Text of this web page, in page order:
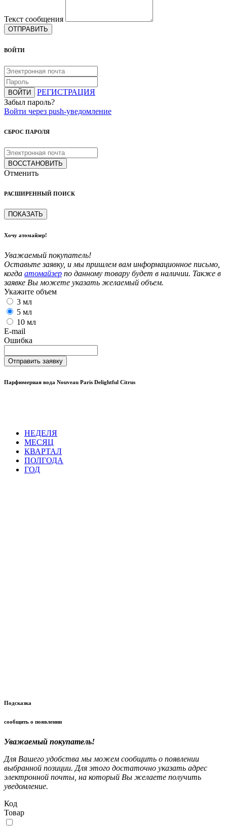
Текст сообщения
ОТПРАВИТЬ
ВОЙТИ
ВОЙТИ
РЕГИСТРАЦИЯ
Забыл пароль?
Войти через push-уведомление
СБРОС ПАРОЛЯ
ВОССТАНОВИТЬ
Отменить
РАСШИРЕННЫЙ ПОИСК
ПОКАЗАТЬ
Хочу атомайзер!
Уважаемый покупатель!
Оставьте заявку, и мы пришлем вам информационное письмо,
когда атомайзер по данному товару будет в наличии. Также в
заявке Вы можете указать желаемый объем.
Укажите объем
3 мл
5 мл
10 мл
E-mail
Ошибка
Отправить заявку
Парфюмерная вода Nouveau Paris Delightful Citrus
НЕДЕЛЯ
МЕСЯЦ
КВАРТАЛ
ПОЛГОДА
ГОД
Подсказка
сообщить о появлении
Уважаемый покупатель!
Для Вашего удобства мы можем сообщить о появлении
выбранной позиции. Для этого достаточно указать адрес
электронной почты, на который Вы желаете получить
уведомление.
Код
Товар